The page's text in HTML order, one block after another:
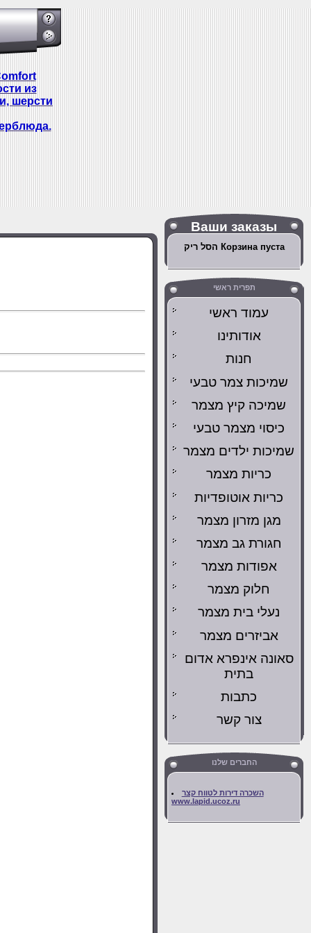
из
шерсти
Ваши заказы
הסל ריק Корзина пуста
תפרית ראשי
עמוד ראשי
אודותינו
חנות
שמיכות צמר טבעי
שמיכה קיץ מצמר
כיסוי מצמר טבעי
שמיכות ילדים מצמר
כריות מצמר
כריות אוטופדיות
מגן מזרון מצמר
חגורת גב מצמר
אפודות מצמר
חלוק מצמר
נעלי בית מצמר
אביזרים מצמר
סאונה אינפרא אדום
בתית
כתבות
צור קשר
החברים שלנו
השכרה דירות לטווח קצר
www.lapid.ucoz.ru